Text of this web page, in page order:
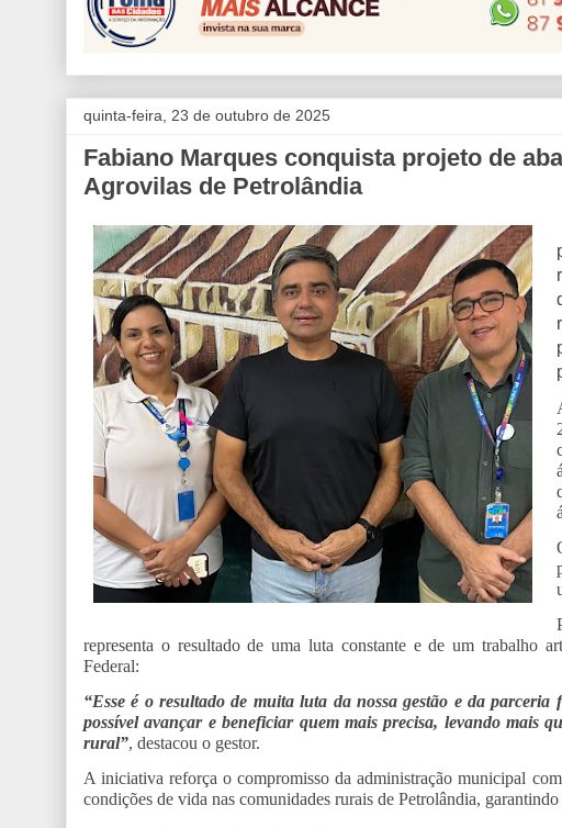
quinta-feira, 23 de outubro de 2025
Fabiano Marques conquista projeto de
Agrovilas de Petrolândia
representa o resultado de uma luta constante e de um trabalho
Federal:
“Esse é o resultado de muita luta da nossa gestão e da
possível avançar e beneficiar quem mais precisa, levando mais
rural”, destacou o gestor.
A iniciativa reforça o compromisso da administração municipal
condições de vida nas comunidades rurais de Petrolândia,